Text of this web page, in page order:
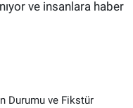
ve insanlara haber
Durumu ve Fikstür